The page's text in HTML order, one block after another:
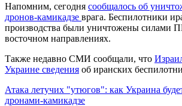
Напомним, сегодня сообщалось об
дронов-камикадзе врага. Беспилотники
производства были уничтожены силами
восточном направлениях.
Также недавно СМИ сообщали, что
Украине сведения об иранских
Атака летучих "утюгов": как Украина
дронами-камикадзе